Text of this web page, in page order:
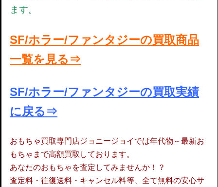
ます。
SF/ホラー/ファンタジーの買取商品
一覧を見る⇒
SF/ホラー/ファンタジーの買取実績
に戻る⇒
おもちゃ買取専門店ジョニージョイでは年代物～最新お
もちゃまで高額買取しております。
あなたのおもちゃを査定してみませんか！？
査定料・往復送料・キャンセル料等、全て無料の安心サ